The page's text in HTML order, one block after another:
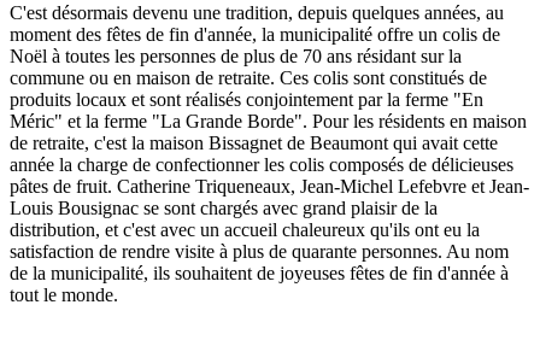
C'est désormais devenu une tradition, depuis quelques années, au
moment des fêtes de fin d'année, la municipalité offre un colis de
Noël à toutes les personnes de plus de 70 ans résidant sur la
commune ou en maison de retraite. Ces colis sont constitués de
produits locaux et sont réalisés conjointement par la ferme "En
Méric" et la ferme "La Grande Borde". Pour les résidents en maison
de retraite, c'est la maison Bissagnet de Beaumont qui avait cette
année la charge de confectionner les colis composés de délicieuses
pâtes de fruit. Catherine Triqueneaux, Jean-Michel Lefebvre et Jean-
Louis Bousignac se sont chargés avec grand plaisir de la
distribution, et c'est avec un accueil chaleureux qu'ils ont eu la
satisfaction de rendre visite à plus de quarante personnes. Au nom
de la municipalité, ils souhaitent de joyeuses fêtes de fin d'année à
tout le monde.